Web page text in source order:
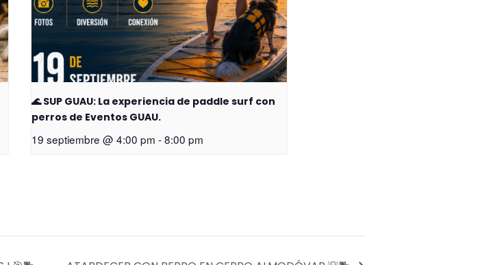
🌊 SUP GUAU: La experiencia de paddle surf con
perros de Eventos GUAU.
19 septiembre @ 4:00 pm -8:00 pm